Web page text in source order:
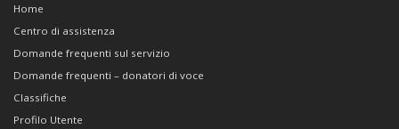
Home
Centro di assistenza
Domande frequenti sul servizio
Domande frequenti – donatori di voce
Classifiche
Profilo Utente